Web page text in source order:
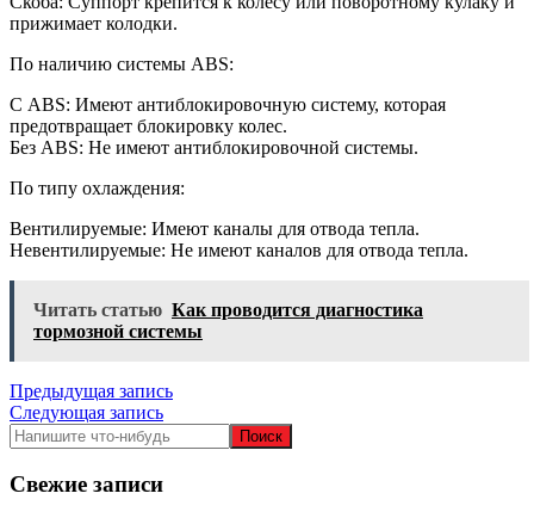
прижимает колодки.
По наличию системы ABS:
С ABS: Имеют антиблокировочную систему, которая
предотвращает блокировку колес.
Без ABS: Не имеют антиблокировочной системы.
По типу охлаждения:
Вентилируемые: Имеют каналы для отвода тепла.
Невентилируемые: Не имеют каналов для отвода тепла.
Читать статью Как проводится диагностика
тормозной системы
Навигация
по
записям
Предыдущая запись
Следующая запись
Свежие записи